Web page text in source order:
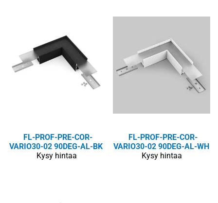
FL-PROF-PRE-COR-
VARIO30-02 90DEG-AL-BK
Kysy hintaa
FL-PROF-PRE-COR-
VARIO30-02 90DEG-AL-WH
Kysy hintaa